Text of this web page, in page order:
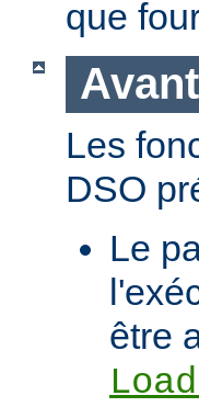
que
Les
DSO
Le
être